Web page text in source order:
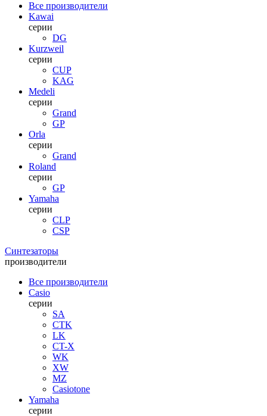
Все производители
Kawai
серии
DG
Kurzweil
серии
CUP
KAG
Medeli
серии
Grand
GP
Orla
серии
Grand
Roland
серии
GP
Yamaha
серии
CLP
CSP
Синтезаторы
производители
Все производители
Casio
серии
SA
CTK
LK
CT-X
WK
XW
MZ
Casiotone
Yamaha
серии